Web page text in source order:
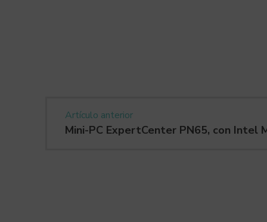
Artículo anterior
Mini-PC ExpertCenter PN65, con Intel